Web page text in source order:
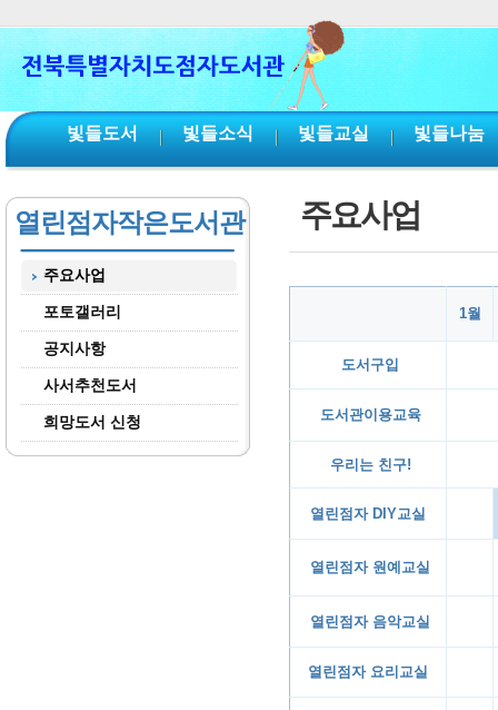
빛들도서 빛들소식 빛들교실 빛들나눔
열린점자작은도서관
주요사업
포토갤러리
공지사항
사서추천도서
희망도서 신청
주요사업
1월
도서구입
도서관이용교육
우리는 친구!
열린점자 DIY교실
열린점자 원예교실
열린점자 음악교실
열린점자 요리교실